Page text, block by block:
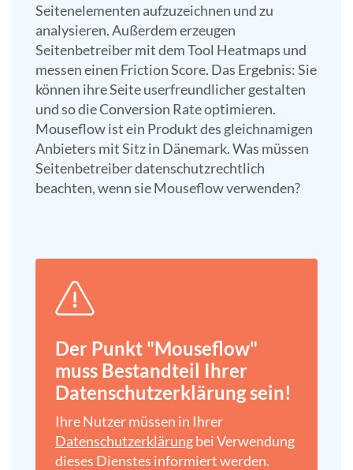
Seitenelementen aufzuzeichnen und zu
analysieren. Außerdem erzeugen
Seitenbetreiber mit dem Tool Heatmaps und
messen einen Friction Score. Das Ergebnis: Sie
können ihre Seite userfreundlicher gestalten
und so die Conversion Rate optimieren.
Mouseflow ist ein Produkt des gleichnamigen
Anbieters mit Sitz in Dänemark. Was müssen
Seitenbetreiber datenschutzrechtlich
beachten, wenn sie Mouseflow verwenden?
Der Punkt "Mouseflow"
muss Bestandteil Ihrer
Datenschutz­erklärung sein!
Ihre Nutzer müssen in Ihrer
Datenschutz­erklärungbei Verwendung
dieses Dienstes informiert werden.